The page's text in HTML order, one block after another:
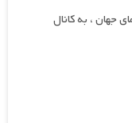
جهان ، به کانال